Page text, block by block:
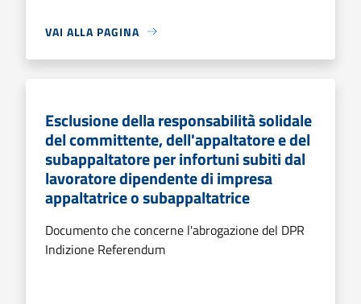
VAI ALLA PAGINA
Esclusione della responsabilità solidale
del committente, dell'appaltatore e del
subappaltatore per infortuni subiti dal
lavoratore dipendente di impresa
appaltatrice o subappaltatrice
Documento che concerne l'abrogazione del DPR
Indizione Referendum